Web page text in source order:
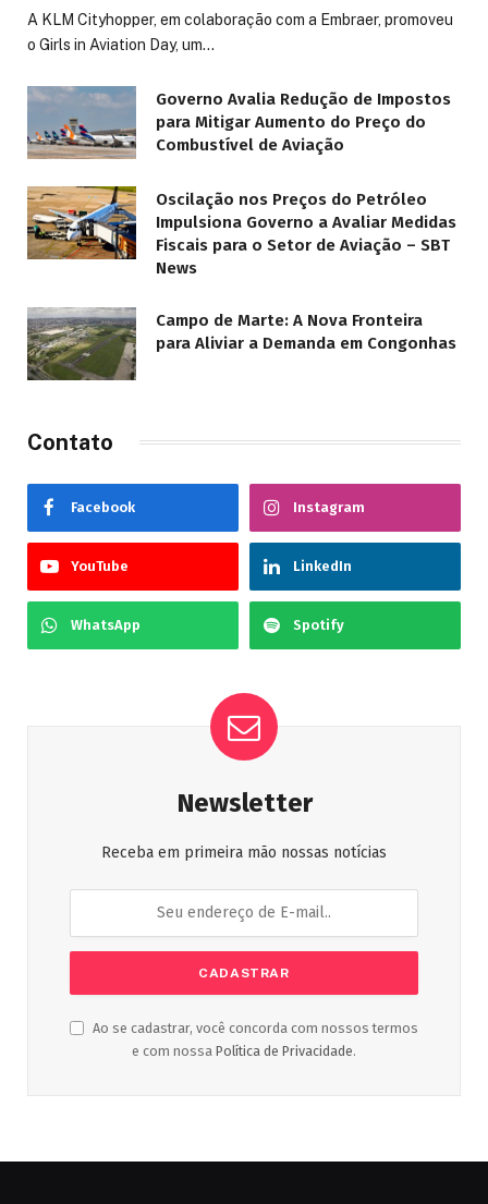
A KLM Cityhopper, em colaboração com a Embraer, promoveu
o Girls in Aviation Day, um…
Governo Avalia Redução de Impostos
para Mitigar Aumento do Preço do
Combustível de Aviação
Oscilação nos Preços do Petróleo
Impulsiona Governo a Avaliar Medidas
Fiscais para o Setor de Aviação – SBT
News
Campo de Marte: A Nova Fronteira
para Aliviar a Demanda em Congonhas
Contato
Facebook Instagram
YouTube LinkedIn
WhatsApp Spotify
Newsletter
Receba em primeira mão nossas notícias
Ao se cadastrar, você concorda com nossos termos
e com nossa Política de Privacidade.